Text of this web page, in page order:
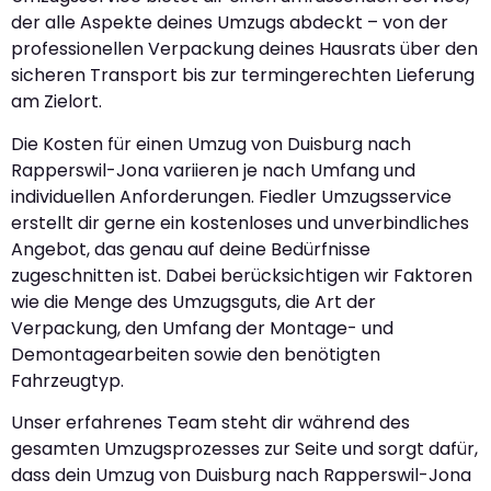
der alle Aspekte deines Umzugs abdeckt – von der
professionellen Verpackung deines Hausrats über den
sicheren Transport bis zur termingerechten Lieferung
am Zielort.
Die Kosten für einen Umzug von Duisburg nach
Rapperswil-Jona variieren je nach Umfang und
individuellen Anforderungen. Fiedler Umzugsservice
erstellt dir gerne ein kostenloses und unverbindliches
Angebot, das genau auf deine Bedürfnisse
zugeschnitten ist. Dabei berücksichtigen wir Faktoren
wie die Menge des Umzugsguts, die Art der
Verpackung, den Umfang der Montage- und
Demontagearbeiten sowie den benötigten
Fahrzeugtyp.
Unser erfahrenes Team steht dir während des
gesamten Umzugsprozesses zur Seite und sorgt dafür,
dass dein Umzug von Duisburg nach Rapperswil-Jona